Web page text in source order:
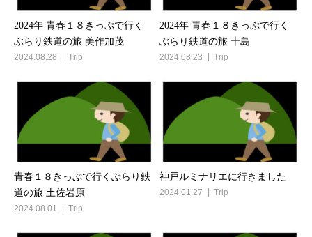
2024年 青春１８きっぷで行く
ぶらり鉄道の旅 美作加茂
2024.08.28 Trip
2024年 青春１８きっぷで行く
ぶらり鉄道の旅 十島
2024.08.23 Trip
青春１８きっぷで行くぶらり鉄
道の旅 土佐岩原
2024.08.01 Trip
神戸ルミナリエに行きました
2024.01.27 Trip